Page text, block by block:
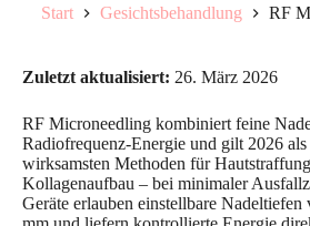
Start Gesichtsbehandlung RF
Zuletzt aktualisiert: 26. März 2026
RF Microneedling kombiniert feine
Radiofrequenz-Energie und gilt 2026 als
wirksamsten Methoden für
Kollagenaufbau – bei minimaler
Geräte erlauben einstellbare Nadeltiefen